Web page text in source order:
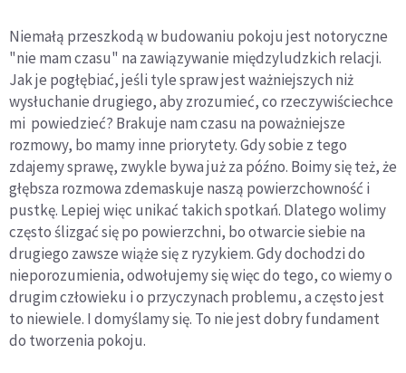
Niemałą przeszkodą w budowaniu pokoju jest notoryczne
"nie mam czasu" na zawiązywanie międzyludzkich relacji.
Jak je pogłębiać, jeśli tyle spraw jest ważniejszych niż
wysłuchanie drugiego, aby zrozumieć, co rzeczywiściechce
mi powiedzieć? Brakuje nam czasu na poważniejsze
rozmowy, bo mamy inne priorytety. Gdy sobie z tego
zdajemy sprawę, zwykle bywa już za późno. Boimy się też, że
głębsza rozmowa zdemaskuje naszą powierzchowność i
pustkę. Lepiej więc unikać takich spotkań. Dlatego wolimy
często ślizgać się po powierzchni, bo otwarcie siebie na
drugiego zawsze wiąże się z ryzykiem. Gdy dochodzi do
nieporozumienia, odwołujemy się więc do tego, co wiemy o
drugim człowieku i o przyczynach problemu, a często jest
to niewiele. I domyślamy się. To nie jest dobry fundament
do tworzenia pokoju.